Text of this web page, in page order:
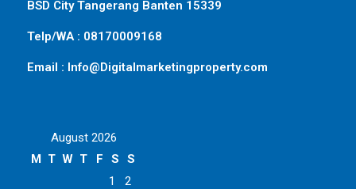
BSD City Tangerang Banten 15339
Telp/WA : 08170009168
Email : Info@Digitalmarketingproperty.com
August 2026
M T W T F S
S
1
2